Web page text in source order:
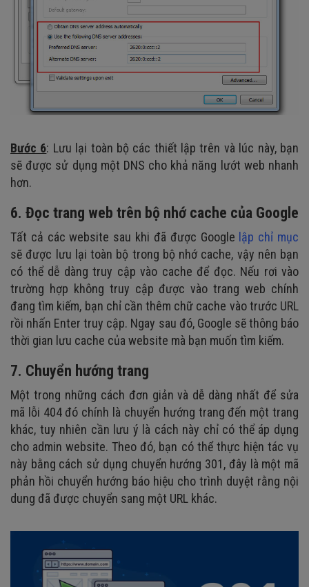
Bước 6: Lưu lại toàn bộ các thiết lập trên và lúc này, bạn
sẽ được sử dụng một DNS cho khả năng lướt web nhanh
hơn.
6. Đọc trang web trên bộ nhớ cache của Google
Tất cả các website sau khi đã được Google lập chỉ mục
sẽ được lưu lại toàn bộ trong bộ nhớ cache, vậy nên bạn
có thể dễ dàng truy cập vào cache để đọc. Nếu rơi vào
trường hợp không truy cập được vào trang web chính
đang tìm kiếm, bạn chỉ cần thêm chữ cache vào trước URL
rồi nhấn Enter truy cập. Ngay sau đó, Google sẽ thông báo
thời gian lưu cache của website mà bạn muốn tìm kiếm.
7. Chuyển hướng trang
Một trong những cách đơn giản và dễ dàng nhất để sửa
mã lỗi 404 đó chính là chuyển hướng trang đến một trang
khác, tuy nhiên cần lưu ý là cách này chỉ có thể áp dụng
cho admin website. Theo đó, bạn có thể thực hiện tác vụ
này bằng cách sử dụng chuyển hướng 301, đây là một mã
phản hồi chuyển hướng báo hiệu cho trình duyệt rằng nội
dung đã được chuyển sang một URL khác.